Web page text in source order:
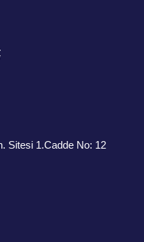
Sitesi 1.Cadde No: 12